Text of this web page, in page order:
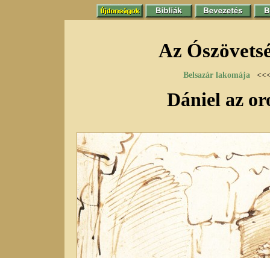
Az
Belsazár lakomája
Dániel az